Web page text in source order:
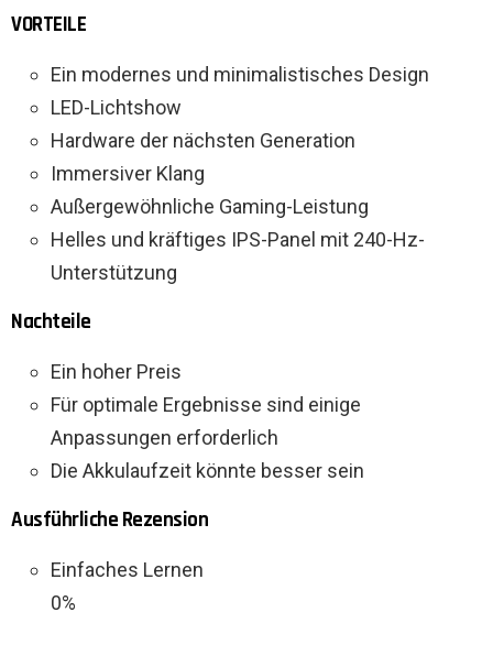
VORTEILE
Ein modernes und minimalistisches Design
LED-Lichtshow
Hardware der nächsten Generation
Immersiver Klang
Außergewöhnliche Gaming-Leistung
Helles und kräftiges IPS-Panel mit 240-Hz-
Unterstützung
Nachteile
Ein hoher Preis
Für optimale Ergebnisse sind einige
Anpassungen erforderlich
Die Akkulaufzeit könnte besser sein
Ausführliche Rezension
Einfaches Lernen
0%